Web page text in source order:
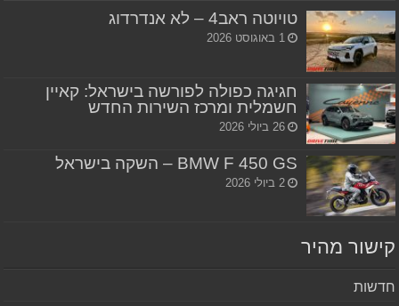
טויוטה ראב4 – לא אנדרדוג
1 באוגוסט 2026
חגיגה כפולה לפורשה בישראל: קאיין
חשמלית ומרכז השירות החדש
26 ביולי 2026
BMW F 450 GS – השקה בישראל
2 ביולי 2026
מהיר